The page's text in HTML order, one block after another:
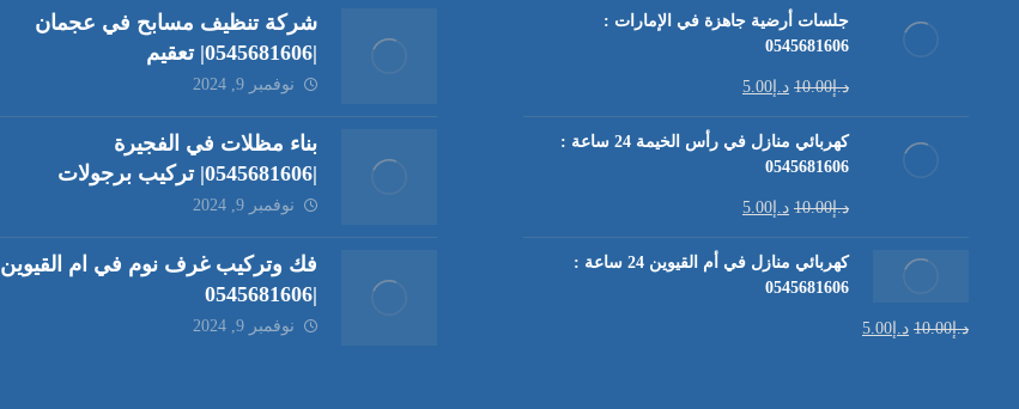
جلسات أرضية جاهزة في الإمارات :
0545681606
د.إ10.00 د.إ 5.00
كهربائي منازل في رأس الخيمة 24 ساعة :
0545681606
د.إ10.00 د.إ 5.00
كهربائي منازل في أم القيوين 24 ساعة :
0545681606
د.إ10.00 د.إ 5.00
شركة تنظيف مسابح في عجمان
|0545681606| تعقيم
نوفمبر 9, 2024
بناء مظلات في الفجيرة
|0545681606| تركيب برجولات
نوفمبر 9, 2024
فك وتركيب غرف نوم في ام القيوين
|0545681606
نوفمبر 9, 2024